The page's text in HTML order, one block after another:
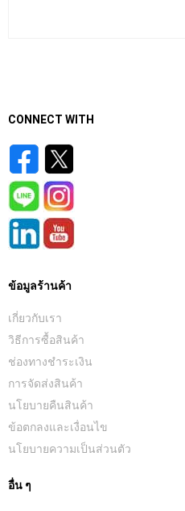
CONNECT WITH
ข้อมูลร้านค้า
เกี่ยวกับเรา
วิธีการซื้อสินค้า
ช่องทางชำระเงิน
การจัดส่งสินค้า
นโยบายคืนสินค้า
ข้อตกลงและเงื่อนไข
นโยบายความเป็นส่วนตัว
อื่น ๆ